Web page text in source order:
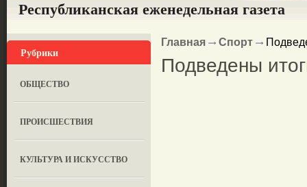
Республиканская еженедельная газета
Рубрики
ОБЩЕСТВО
ПРОИСШЕСТВИЯ
КУЛЬТУРА И ИСКУССТВО
Главная Спорт
Подведены